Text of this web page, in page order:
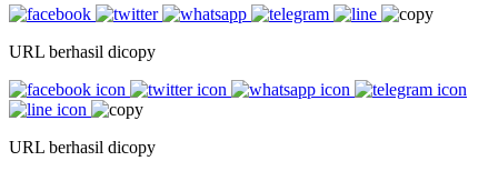
URL berhasil dicopy
URL berhasil dicopy